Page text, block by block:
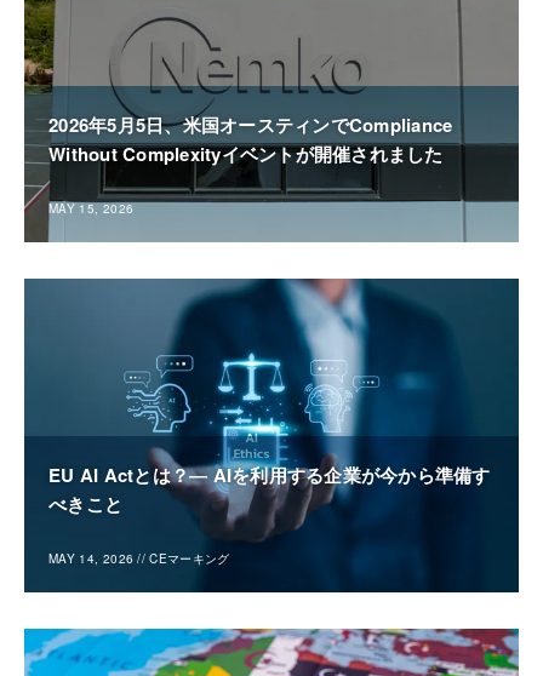
2026年5月5日、米国オースティンでCompliance
Without Complexityイベントが開催されました
MAY 15, 2026
EU AI Actとは？― AIを利用する企業が今から準備す
べきこと
MAY 14, 2026 //CEマーキング